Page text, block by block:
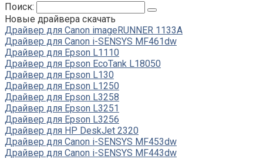
Поиск:
Новые драйвера скачать
Драйвер для Canon imageRUNNER 1133A
Драйвер для Canon i-SENSYS MF461dw
Драйвер для Epson L1110
Драйвер для Epson EcoTank L18050
Драйвер для Epson L130
Драйвер для Epson L1250
Драйвер для Epson L3258
Драйвер для Epson L3251
Драйвер для Epson L3256
Драйвер для HP DeskJet 2320
Драйвер для Canon i-SENSYS MF453dw
Драйвер для Canon i-SENSYS MF443dw